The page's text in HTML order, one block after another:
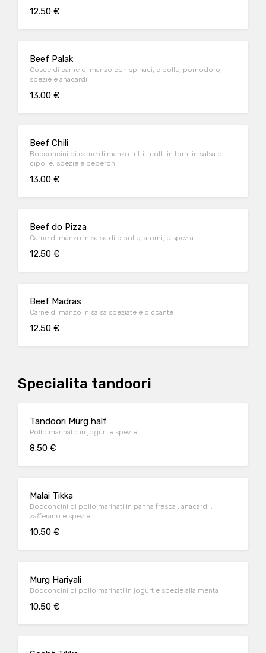
12.50 €
Beef Palak
Cosce di carne di manzo con spinaci, cipolle, pomodoro,
spezie e anacardi
13.00 €
Beef Chili
Bocconcini di carne di manzo fritti i cotti in forni in salsa di
cipolle, spezie e peperoni
13.00 €
Beef do Pizza
Carne di manzo in salsa di cipolle, aromi, e spezia
12.50 €
Beef Madras
Carne di manzo in salsa speziate e piccante
12.50 €
Specialita tandoori
Tandoori Murg half
Pollo marinato in jogurt e spezie
8.50 €
Malai Tikka
Bocconcini di pollo marinati in panna fresca , anacardi ,
zafferano e spezie
10.50 €
Murg Hariyali
Bocconcini di pollo marinati in jogurt e spezie alla menta
10.50 €